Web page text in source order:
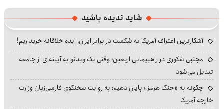
شاید ندیده باشید
آشکارترین اعتراف آمریکا به شکست در برابر ایران؛ ایده خلاقانه خریداریم!
مجتبی شکوری در راهپیمایی اربعین؛ وقتی یک ویدئو به آیینه‌ای از جامعه
تبدیل می‌شود
چگونه به «جنگ هرمز» پایان دهیم؛ به روایت سخنگوی فارسی‌زبان وزارت
خارجه آمریکا